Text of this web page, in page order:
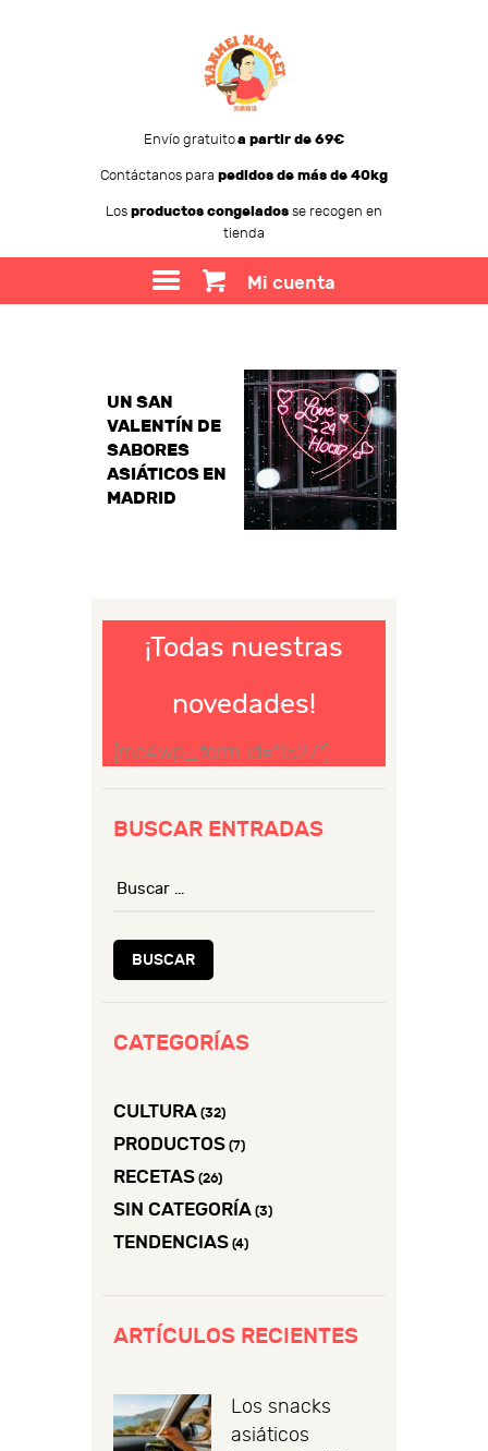
Envío gratuitoa partir de 69€
Contáctanos parapedidos de más de 40kg
Losproductos congeladosse recogen en
tienda
Mi cuenta
WANMEI MARKET
SOBRE WANMEI
UN SAN
VALENTÍN DE
SABORES
ASIÁTICOS EN
MADRID
¡Todas nuestras
novedades!
[mc4wp_form id="1527"]
BUSCAR ENTRADAS
Buscar:
CATEGORÍAS
CULTURA (32)
PRODUCTOS (7)
RECETAS (26)
SIN CATEGORÍA (3)
TENDENCIAS (4)
ARTÍCULOS RECIENTES
Los snacks
asiáticos